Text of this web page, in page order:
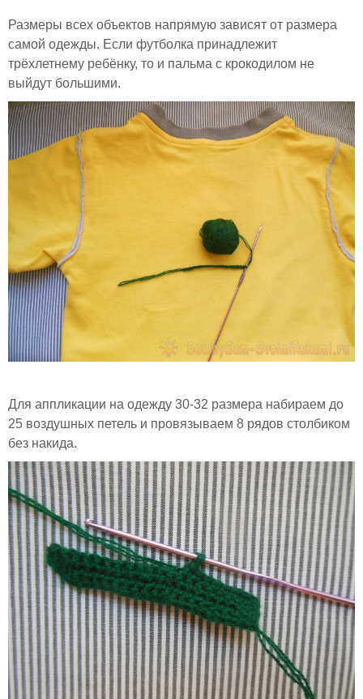
Размеры всех объектов напрямую зависят от размера
самой одежды. Если футболка принадлежит
трёхлетнему ребёнку, то и пальма с крокодилом не
выйдут большими.
Для аппликации на одежду 30-32 размера набираем до
25 воздушных петель и провязываем 8 рядов столбиком
без накида.